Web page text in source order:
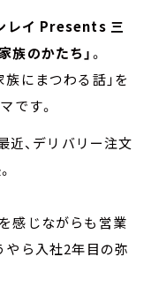
レイ Presents 三
族のかたち」。
にまつわる話」を
です。
近、デリバリー注文
感じながらも営業
ら入社2年目の弥